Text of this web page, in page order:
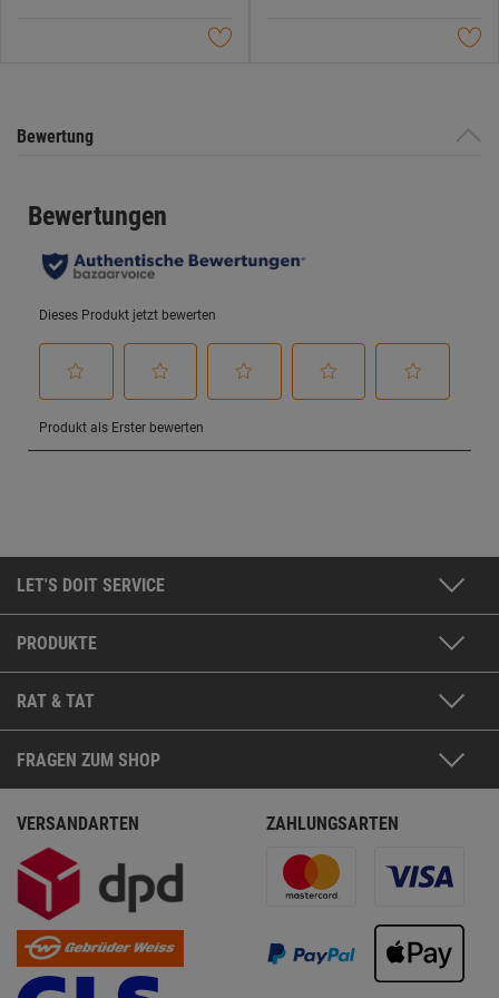
Bewertung
LET'S DOIT SERVICE
PRODUKTE
RAT & TAT
FRAGEN ZUM SHOP
VERSANDARTEN ZAHLUNGSARTEN